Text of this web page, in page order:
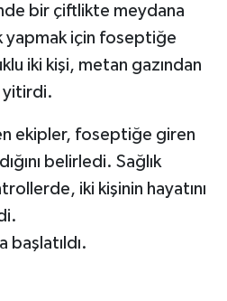
bir çiftlikte meydana
yapmak için foseptiğe
iki kişi, metan gazından
yitirdi.
ekipler, foseptiğe giren
belirledi. Sağlık
iki kişinin hayatını
başlatıldı.